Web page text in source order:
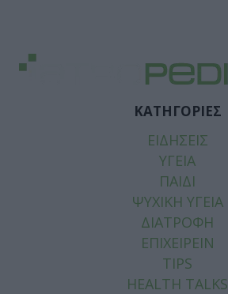
ΚΑΤΗΓΟΡΙΕΣ
ΕΙΔΗΣΕΙΣ
ΥΓΕΙΑ
ΠΑΙΔΙ
ΨΥΧΙΚΗ ΥΓΕΙΑ
ΔΙΑΤΡΟΦΗ
ΕΠΙΧΕΙΡΕΙΝ
TIPS
HEALTH TALKS